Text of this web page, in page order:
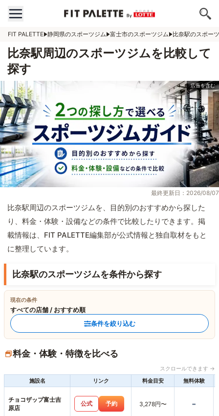
FIT PALETTE 静岡県のスポーツジム 富士市のスポーツジム 比奈駅のスポー
比奈駅周辺のスポーツジムを比較して
探す
最終更新日：2026/08/07
比奈駅周辺のスポーツジムを、目的別のおすすめから探した
り、料金・体験・設備などの条件で比較したりできます。掲
載情報は、FIT PALETTE編集部が公式情報と独自取材をもと
に整理しています。
比奈駅のスポーツジムを条件から探す
現在の条件
すべての店舗 / おすすめ順
条件を絞り込む
料金・体験・特徴を比べる
スクロールできます →
施設名
リンク 料金目安 無料体験
チョコザップ富士吉
原店
公式 予約 3,278円〜 -